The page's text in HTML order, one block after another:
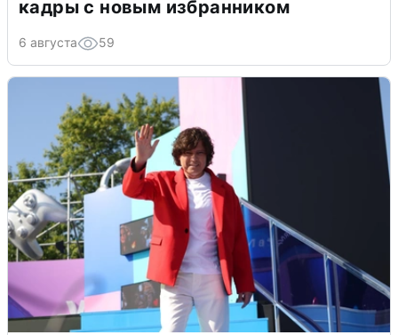
кадры с новым избранником
6 августа 59